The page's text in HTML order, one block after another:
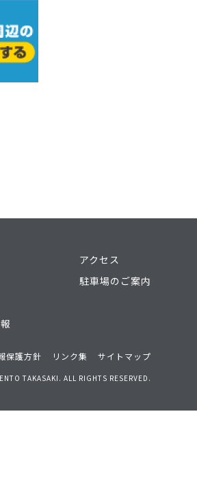
アクセス
駐車場のご案内
保護方針 リンク集 サイトマップ
TAKASAKI. ALL RIGHTS RESERVED.